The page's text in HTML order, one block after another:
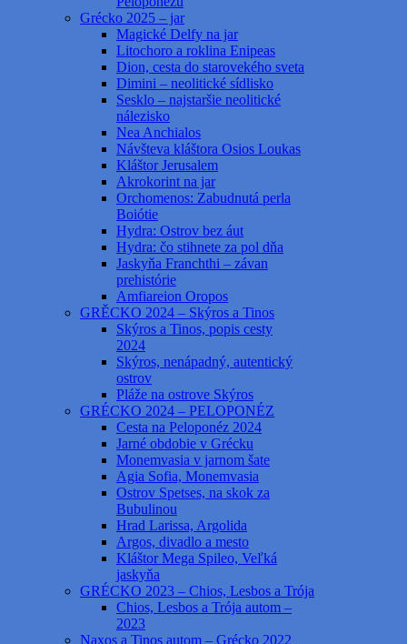
Grécko 2025 – jar
Magické Delfy na jar
Litochoro a roklina Enipeas
Dion, cesta do starovekého sveta
Dimini – neolitické sídlisko
Sesklo – najstaršie neolitické
nálezisko
Nea Anchialos
Návšteva kláštora Osios Loukas
Kláštor Jerusalem
Akrokorint na jar
Orchomenos: Zabudnutá perla
Boiótie
Hydra: Ostrov bez áut
Hydra: čo stihnete za pol dňa
Jaskyňa Franchthi – závan
prehistórie
Amfiareion Oropos
GRĚCKO 2024 – Skýros a Tinos
Skýros a Tinos, popis cesty
2024
Skýros, nenápadný, autentický
ostrov
Pláže na ostrove Skýros
GRÉCKO 2024 – PELOPONÉZ
Cesta na Peloponéz 2024
Jarné obdobie v Grécku
Monemvasia v jarnom šate
Agia Sofia, Monemvasia
Ostrov Spetses, na skok za
Bubulinou
Hrad Larissa, Argolida
Argos, divadlo a mesto
Kláštor Mega Spileo, Veľká
jaskyňa
GRÉCKO 2023 – Chios, Lesbos a Trója
Chios, Lesbos a Trója autom –
2023
Naxos a Tinos autom – Grécko 2022